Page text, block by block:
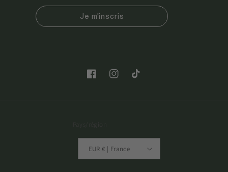
Je m'inscris
FacebookInstagramTikTok
EUR € | France